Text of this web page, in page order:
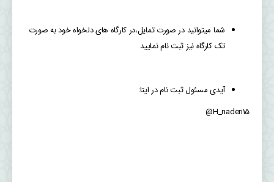
شما میتوانید در صورت تمایل،در کارگاه های دلخواه خود به صورت
تک کارگاه نیز ثبت نام نمایید
آیدی مسئول ثبت نام در ایتا:
H_naderi15@